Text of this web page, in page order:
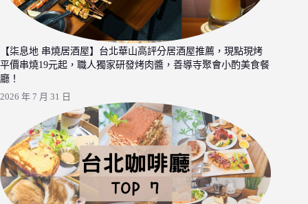
【柒息地 串燒居酒屋】台北華山高評分居酒屋推薦，現點現烤
平價串燒19元起，職人獨家研發烤肉醬，善導寺聚會小酌美食餐
廳！
2026 年 7 月 31 日